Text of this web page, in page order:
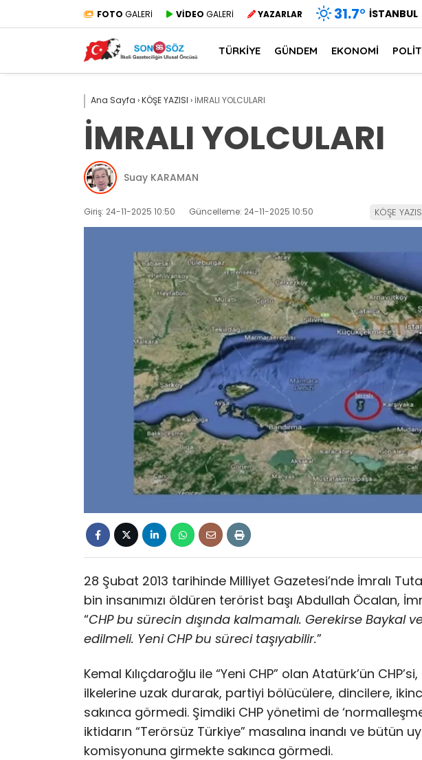
FOTO GALERİ VİDEO GALERİ YAZARLAR 31.7° İSTANBUL
TÜRKİYE GÜNDEM EKONOMİ
Ana Sayfa ›KÖŞE YAZISI › İMRALI YOLCULARI
İMRALI YOLCULARI
Suay KARAMAN
Giriş: 24-11-2025 10:50 Güncelleme: 24-11-2025 10:50 KÖŞE
28 Şubat 2013 tarihinde Milliyet Gazetesi’nde İmralı
bin insanımızı öldüren terörist başı Abdullah Öcalan,
“CHP bu sürecin dışında kalmamalı. Gerekirse Baykal
edilmeli. Yeni CHP bu süreci taşıyabilir.”
Kemal Kılıçdaroğlu ile “Yeni CHP” olan Atatürk’ün
ilkelerine uzak durarak, partiyi bölücülere, dincilere,
sakınca görmedi. Şimdiki CHP yönetimi de
iktidarın “Terörsüz Türkiye” masalına inandı ve bütün
komisyonuna girmekte sakınca görmedi.